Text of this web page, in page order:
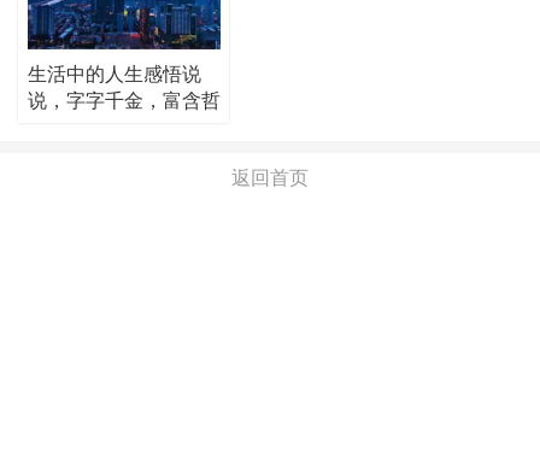
生活中的人生感悟说
说，字字千金，富含哲
返回首页